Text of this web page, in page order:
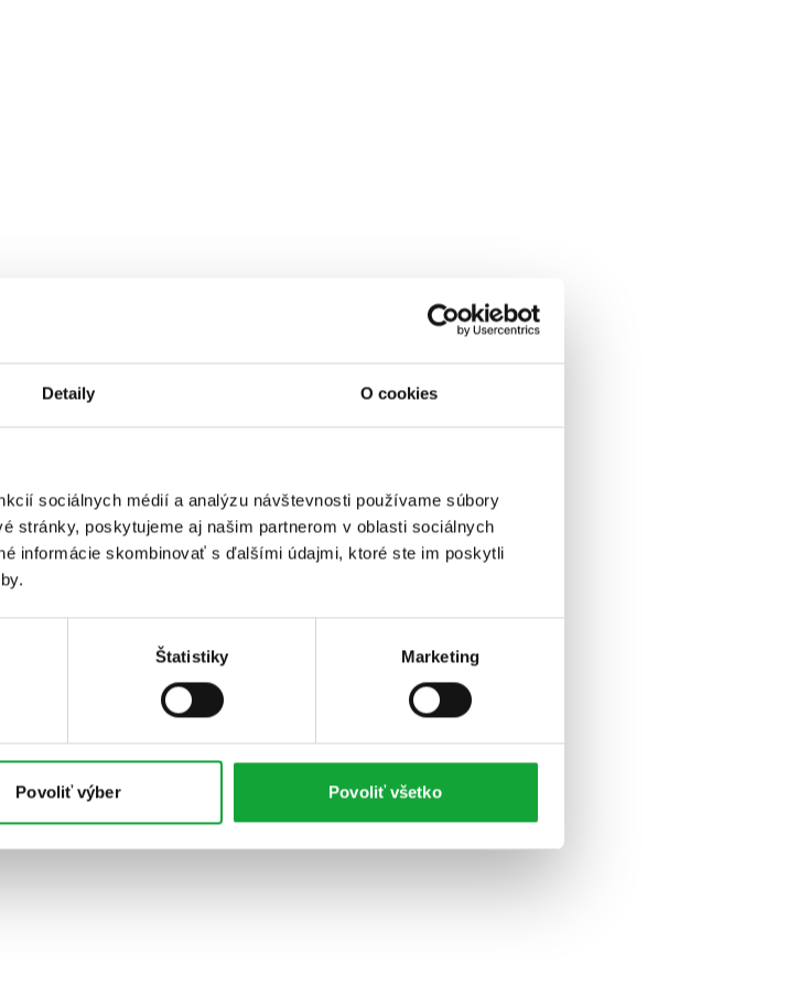
Detaily O cookies
sociálnych médií a analýzu návštevnosti používame súbory
stránky, poskytujeme aj našim partnerom v oblasti sociálnych
informácie skombinovať s ďalšími údajmi, ktoré ste im poskytli
Štatistiky Marketing
Povoliť výber Povoliť všetko